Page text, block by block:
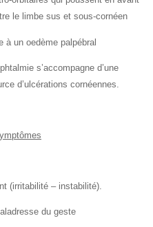
le limbe sus et sous-cornéen
à un oedème palpébral
s’accompagne d’une
d’ulcérations cornéennes.
(irritabilité – instabilité).
du geste